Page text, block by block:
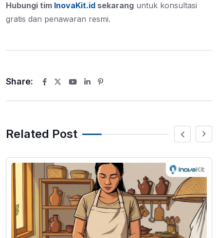
Hubungi tim InovaKit.id sekarang untuk konsultasi
gratis dan penawaran resmi.
Share:
Youtube
LinkedIn
Related Post